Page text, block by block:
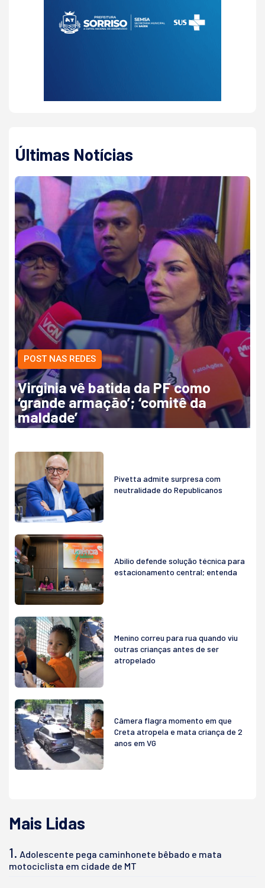
Últimas Notícias
POST NAS REDES
Virginia vê batida da PF como
‘grande armação’; ‘comitê da
maldade’
Pivetta admite surpresa com
neutralidade do Republicanos
Abilio defende solução técnica para
estacionamento central; entenda
Menino correu para rua quando viu
outras crianças antes de ser
atropelado
Câmera flagra momento em que
Creta atropela e mata criança de 2
anos em VG
Mais Lidas
1. Adolescente pega caminhonete bêbado e mata
motociclista em cidade de MT